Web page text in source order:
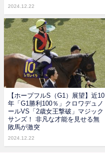
2024.12.22
【ホープフルS（G1）展望】近10
年「G1勝利100％」クロワデュノ
ールVS「2歳女王撃破」マジック
サンズ！ 非凡な才能を見せる無
敗馬が激突
2024.12.22